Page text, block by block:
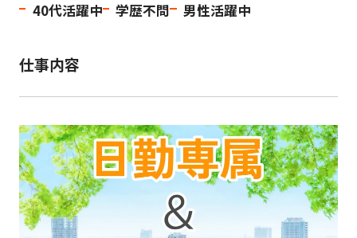
40代活躍中
学歴不問 男性活躍中
仕事内容